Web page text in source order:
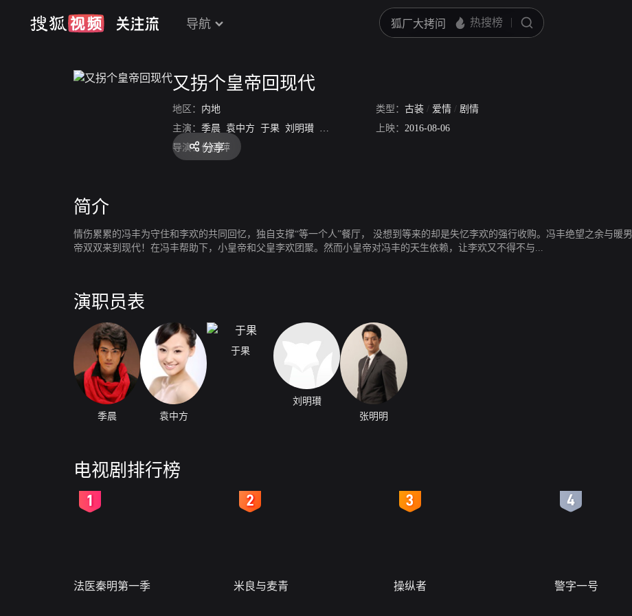
导航
又拐个皇帝回现代
地区： 内地 类型： 古装 / 爱情 / 剧情
主演： 季晨 袁中方 于果 刘明瓉 张明明 上映： 2016-08-06
导演： 何丽萍
分享
简介
情伤累累的冯丰为守住和李欢的共同回忆，独自支撑“等一个人”餐厅， 没想到等来的却是失忆李欢的强行收购。冯丰绝望之余与暖
帝双双来到现代！在冯丰帮助下，小皇帝和父皇李欢团聚。然而小皇帝对冯丰的天生依赖，让李欢又不得不与...
演职员表
季晨 袁中方
于果
刘明瓉
张明明
电视剧排行榜
法医秦明第一季 米良与麦青 操纵者 警字一号